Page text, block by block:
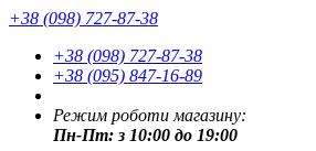
+38 (098) 727-87-38
+38 (098) 727-87-38
+38 (095) 847-16-89
Режим роботи магазину:
Пн-Пт: з 10:00 до 19:00